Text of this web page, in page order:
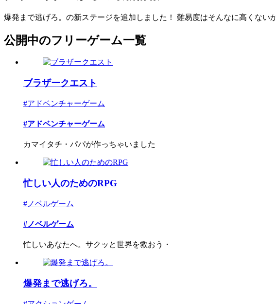
爆発まで逃げろ。の新ステージを追加しました！ 難易度はそんなに高くな
公開中のフリーゲーム一覧
ブラザークエスト
#アドベンチャーゲーム
#アドベンチャーゲーム
カマイタチ・パパが作っちゃいました
忙しい人のためのRPG
#ノベルゲーム
#ノベルゲーム
忙しいあなたへ。サクッと世界を救おう・
爆発まで逃げろ。